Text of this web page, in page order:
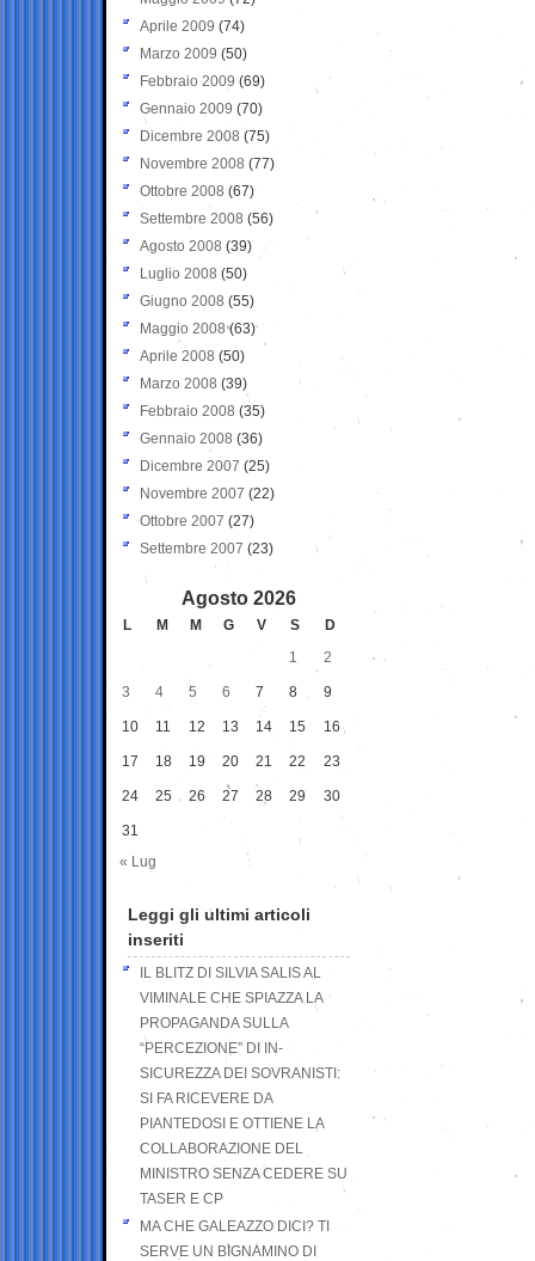
Aprile 2009 (74)
Marzo 2009 (50)
Febbraio 2009 (69)
Gennaio 2009 (70)
Dicembre 2008 (75)
Novembre 2008 (77)
Ottobre 2008 (67)
Settembre 2008 (56)
Agosto 2008 (39)
Luglio 2008 (50)
Giugno 2008 (55)
Maggio 2008(63)
Aprile 2008 (50)
Marzo 2008 (39)
Febbraio 2008 (35)
Gennaio 2008 (36)
Dicembre 2007 (25)
Novembre 2007 (22)
Ottobre 2007 (27)
Settembre 2007 (23)
Agosto 2026
L M M G V S
D
1
2
3 4 5 6 7 8 9
10 11 12 13 14 15 16
17 18 19 20 21 22 23
24 25 26 27 28 29 30
31
« Lug
Leggi gli ultimi articoli
inseriti
IL BLITZ DI SILVIA SALIS AL
VIMINALE CHE SPIAZZA LA
PROPAGANDA SULLA
“PERCEZIONE” DI IN-
SICUREZZA DEI SOVRANISTI:
SI FA RICEVERE DA
PIANTEDOSI E OTTIENE LA
COLLABORAZIONE DEL
MINISTRO SENZA CEDERE SU
TASER E CP
MA CHE GALEAZZO DICI? TI
SERVE UN BIGNAMINO DI